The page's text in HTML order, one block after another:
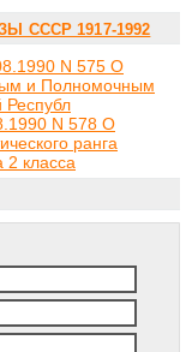
СССР 1917-1992
N 575 О
и Полномочным
N 578 О
ранга
2 класса